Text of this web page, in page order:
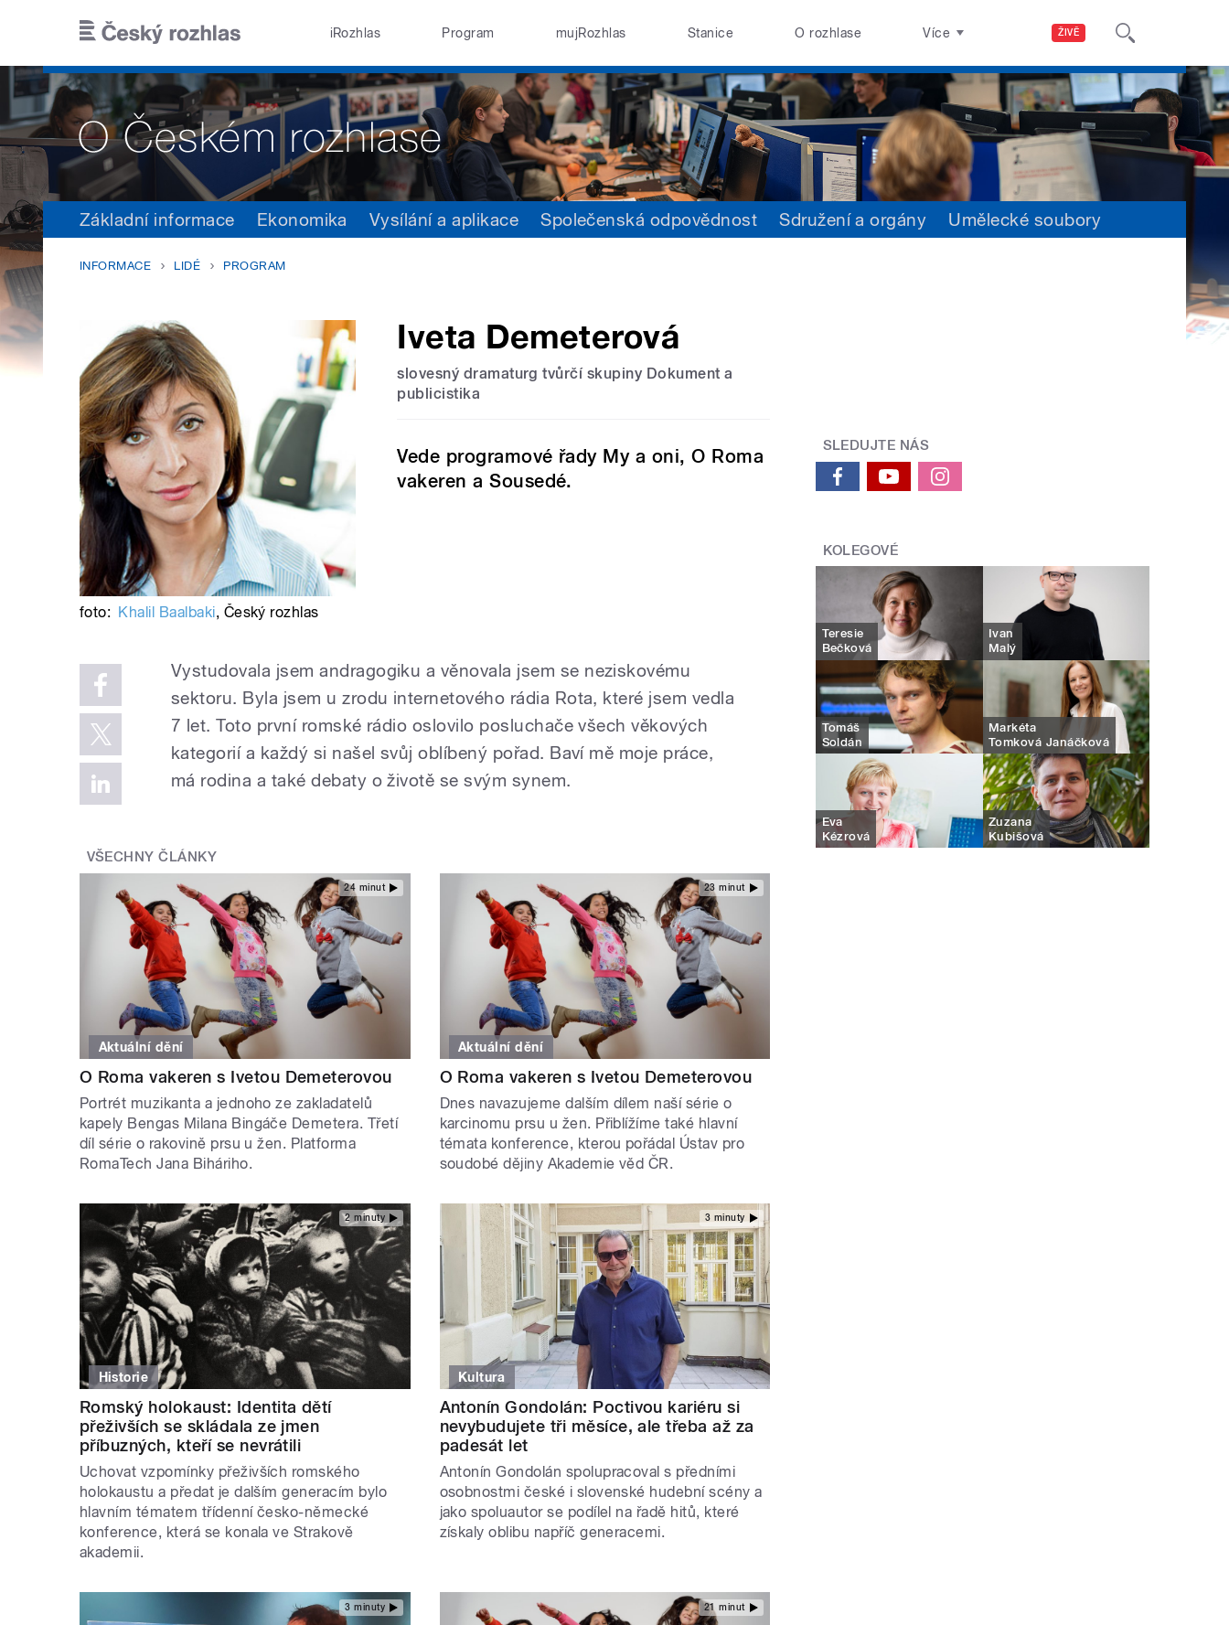
ŽIVĚ
iRozhlas Program mujRozhlas Stanice O rozhlase Více
Základní informace Ekonomika Vysílání a aplikace Společenská odpovědnost Sdružení a orgány Umělecké soubory
INFORMACE LIDÉ PROGRAM
Iveta Demeterová
slovesný dramaturg tvůrčí skupiny Dokument a
publicistika
Vede programové řady My a oni, O Roma
vakeren a Sousedé.
foto: Khalil Baalbaki, Český rozhlas
Vystudovala jsem andragogiku a věnovala jsem se neziskovému
sektoru. Byla jsem u zrodu internetového rádia Rota, které jsem vedla
7 let. Toto první romské rádio oslovilo posluchače všech věkových
kategorií a každý si našel svůj oblíbený pořad. Baví mě moje práce,
má rodina a také debaty o životě se svým synem.
VŠECHNY ČLÁNKY
24 minut
Aktuální dění
O Roma vakeren s Ivetou Demeterovou
Portrét muzikanta a jednoho ze zakladatelů
kapely Bengas Milana Bingáče Demetera. Třetí
díl série o rakovině prsu u žen. Platforma
RomaTech Jana Biháriho.
23 minut
Aktuální dění
O Roma vakeren s Ivetou Demeterovou
Dnes navazujeme dalším dílem naší série o
karcinomu prsu u žen. Přiblížíme také hlavní
témata konference, kterou pořádal Ústav pro
soudobé dějiny Akademie věd ČR.
2 minuty
Historie
Romský holokaust: Identita dětí
přeživších se skládala ze jmen
příbuzných, kteří se nevrátili
Uchovat vzpomínky přeživších romského
holokaustu a předat je dalším generacím bylo
hlavním tématem třídenní česko-německé
konference, která se konala ve Strakově
akademii.
3 minuty
Kultura
Antonín Gondolán: Poctivou kariéru si
nevybudujete tři měsíce, ale třeba až za
padesát let
Antonín Gondolán spolupracoval s předními
osobnostmi české i slovenské hudební scény a
jako spoluautor se podílel na řadě hitů, které
získaly oblibu napříč generacemi.
3 minuty 21 minut
SLEDUJTE NÁS
KOLEGOVÉ
Teresie
Bečková
Ivan
Malý
Tomáš
Soldán
Markéta
Tomková Janáčková
Eva
Kézrová
Zuzana
Kubišová